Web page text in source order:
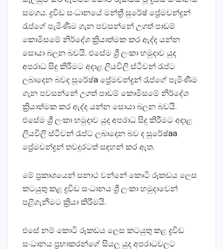
සමගය. ද්‍රවිඩ සංධානයේ මන්ත්‍රී සුරේෂ් ප්‍රේමචන්ද්‍රන්
රැප්ගේ පැමිණීම ගැන පවසන්නේ උගත් පාඩම්
කොමිසමේ නිර්දේශ ක්‍රියාත්මක කර ඇද්ද යන්න
සොයා බලන බවයි. එසේම ශ්‍රී ලංකා හමුදාව යුද
අපරාධ සිදු කිරීමට අදාළ ලියවිලි ස්‌ටීවන් රැප්ට
ලබාදෙන බවද සුරේෂ්a ප්‍රේමචන්ද්‍රන් රැප්ගේ පැමිණීම
ගැන පවසන්නේ උගත් පාඩම් කොමිසමේ නිර්දේශ
ක්‍රියාත්මක කර ඇද්ද යන්න සොයා බලන බවයි.
එසේම ශ්‍රී ලංකා හමුදාව යුද අපරාධ සිදු කිරීමට අදාළ
ලියවිලි ස්‌ටීවන් රැප්ට ලබාදෙන බව ද සුරේෂ්aa
ප්‍රේමචන්ද්‍රන් තවදුරටත් සඳහන් කර ඇත.
මේ ප්‍රකාශයෙන් සනාථ වන්නේ කොටි රූකඩය ලෙස
කටයුතු කළ ද්‍රවිඩ සංධානය ශ්‍රී ලංකා හමුදාවෙන්
පළිගැනීමට ක්‍රියා කිරීමයි.
එසේ නම් කොටි රූකඩය ලෙස කටයුතු කළ ද්‍රවිඩ
සංධානය ප්‍රභාකරන්ගේ සියලු යුද අපරාධවලට